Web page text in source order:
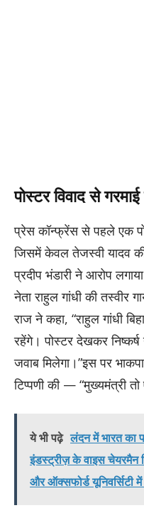
पोस्टर विवाद से
प्रेस कॉन्फ्रेंस से पहले एक
जिसमें केवल तेजस्वी यादव
प्रदीप भंडारी ने आरोप
नेता राहुल गांधी की तस्वीर
राज ने कहा, “राहुल गांधी
रहेंगे। पोस्टर देखकर
जवाब मिलेगा।”इस पर
टिप्पणी की — “मुख्यमंत्री तो
ये भी पढ़े लंदन में भारत का
इंडस्ट्रीज़ के वाइस चेयरमैन
और ऑक्सफोर्ड यूनिवर्सिटी में